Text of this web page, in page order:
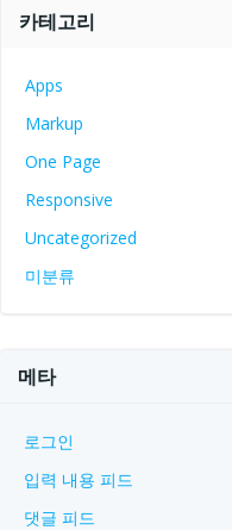
카테고리
Apps
Markup
One Page
Responsive
Uncategorized
미분류
메타
로그인
입력 내용 피드
댓글 피드